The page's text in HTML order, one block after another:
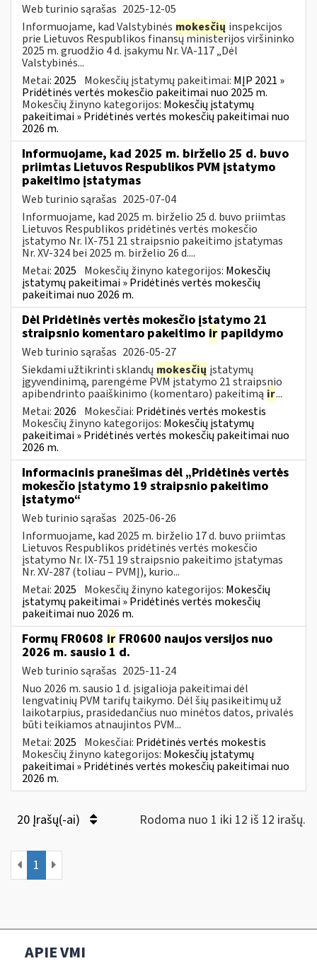
Web turinio sąrašas 2025-12-05
Informuojame, kad Valstybinės mokesčių inspekcijos
prie Lietuvos Respublikos finansų ministerijos viršininko
2025 m. gruodžio 4 d. įsakymu Nr. VA-117 „Dėl
Valstybinės...
Metai: 2025 Mokesčių įstatymų pakeitimai: MĮP 2021 »
Pridėtinės vertės mokesčio pakeitimai nuo 2025 m.
Mokesčių žinyno kategorijos: Mokesčių įstatymų
pakeitimai » Pridėtinės vertės mokesčių pakeitimai nuo
2026 m.
Informuojame, kad 2025 m. birželio 25 d. buvo
priimtas Lietuvos Respublikos PVM įstatymo
pakeitimo įstatymas
Web turinio sąrašas 2025-07-04
Informuojame, kad 2025 m. birželio 25 d. buvo priimtas
Lietuvos Respublikos pridėtinės vertės mokesčio
įstatymo Nr. IX-751 21 straipsnio pakeitimo įstatymas
Nr. XV-324 bei 2025 m. birželio 26 d....
Metai: 2025 Mokesčių žinyno kategorijos: Mokesčių
įstatymų pakeitimai » Pridėtinės vertės mokesčių
pakeitimai nuo 2026 m.
Dėl Pridėtinės vertės mokesčio įstatymo 21
straipsnio komentaro pakeitimo ir papildymo
Web turinio sąrašas 2026-05-27
Siekdami užtikrinti sklandų mokesčių įstatymų
įgyvendinimą, parengėme PVM įstatymo 21 straipsnio
apibendrinto paaiškinimo (komentaro) pakeitimą ir...
Metai: 2026 Mokesčiai: Pridėtinės vertės mokestis
Mokesčių žinyno kategorijos: Mokesčių įstatymų
pakeitimai » Pridėtinės vertės mokesčių pakeitimai nuo
2026 m.
Informacinis pranešimas dėl „Pridėtinės vertės
mokesčio įstatymo 19 straipsnio pakeitimo
įstatymo“
Web turinio sąrašas 2025-06-26
Informuojame, kad 2025 m. birželio 17 d. buvo priimtas
Lietuvos Respublikos pridėtinės vertės mokesčio
įstatymo Nr. IX-751 19 straipsnio pakeitimo įstatymas
Nr. XV-287 (toliau – PVMĮ), kurio...
Metai: 2025 Mokesčių žinyno kategorijos: Mokesčių
įstatymų pakeitimai » Pridėtinės vertės mokesčių
pakeitimai nuo 2026 m.
Formų FR0608 ir FR0600 naujos versijos nuo
2026 m. sausio 1 d.
Web turinio sąrašas 2025-11-24
Nuo 2026 m. sausio 1 d. įsigalioja pakeitimai dėl
lengvatinių PVM tarifų taikymo. Dėl šių pasikeitimų už
laikotarpius, prasidedančius nuo minėtos datos, privalės
būti teikiamos atnaujintos PVM...
Metai: 2025 Mokesčiai: Pridėtinės vertės mokestis
Mokesčių žinyno kategorijos: Mokesčių įstatymų
pakeitimai » Pridėtinės vertės mokesčių pakeitimai nuo
2026 m.
20 Įrašų(-ai) Rodoma nuo 1 iki 12 iš 12 irašų.
1
APIE VMI